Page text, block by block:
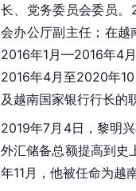
长、党务委员会委员
会办公厅副主任；在
2016年1月—2016年4
2016年4月至2020年
及越南国家银行行长的
2019年7月4日，黎明
外汇储备总额提高到史
年11月，他被任命为越